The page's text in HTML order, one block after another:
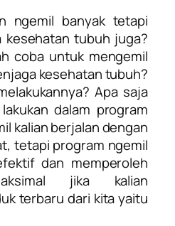
ngemil banyak tetapi
tubuh juga?
coba untuk mengemil
kesehatan tubuh?
Apa saja
dalam program
kalian berjalan dengan
tetapi program ngemil
dan memperoleh
jika kalian
terbaru dari kita yaitu